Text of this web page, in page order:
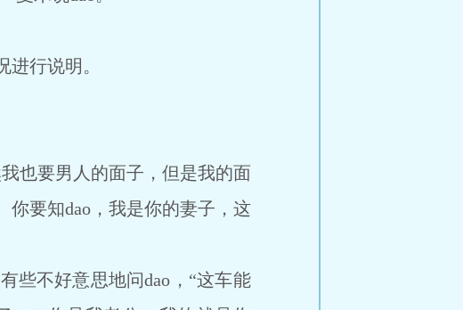
行说明。
要男人的面子，但是我的面
要知dao，我是你的妻子，这
不好意思地问dao，“这车能